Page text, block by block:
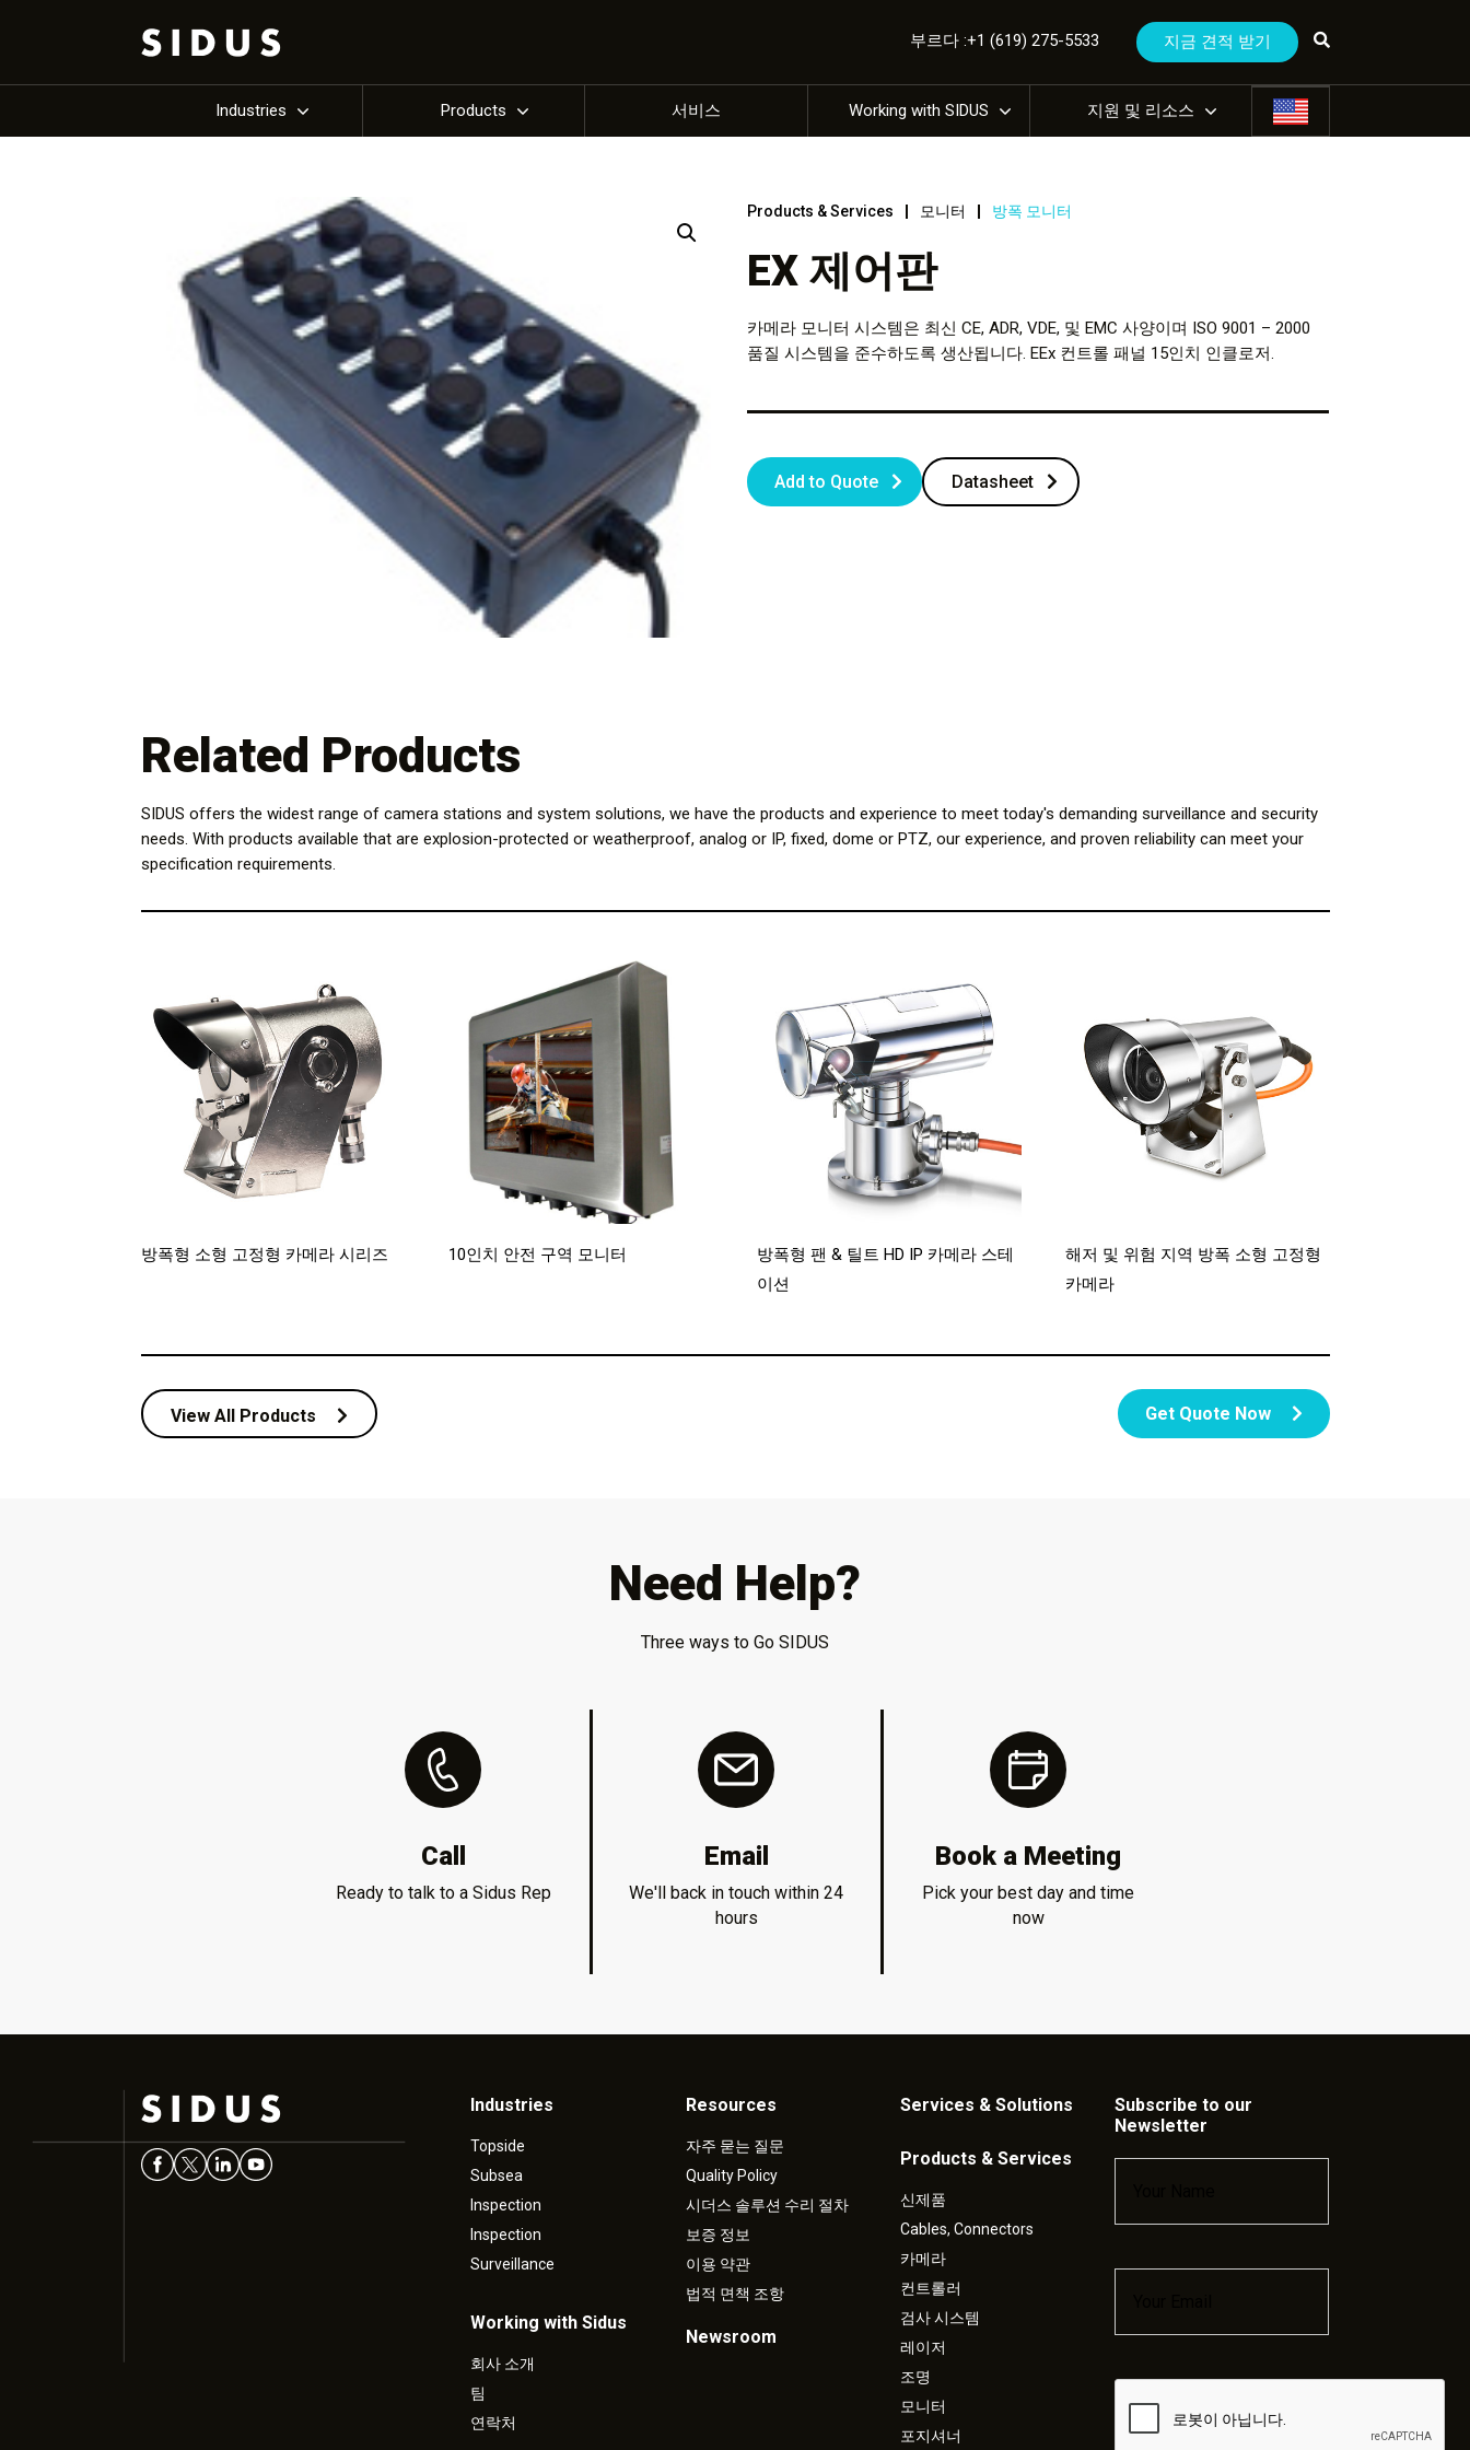
부르다 :+1 (619) 275-5533 지금 견적 받기
Industries Products 서비스 Working with SIDUS 지원 및 리소스
Products & Services 모니터 방폭 모니터
EX 제어판
카메라 모니터 시스템은 최신 CE, ADR, VDE, 및 EMC 사양이며 ISO 9001 – 2000
품질 시스템을 준수하도록 생산됩니다. EEx 컨트롤 패널 15인치 인클로저.
Add to Quote Datasheet
Related Products
SIDUS offers the widest range of camera stations and system solutions, we have the products and experience to meet today's demanding surveillance and security
needs. With products available that are explosion-protected or weatherproof, analog or IP, fixed, dome or PTZ, our experience, and proven reliability can meet your
specification requirements.
방폭형 소형 고정형 카메라 시리즈 10인치 안전 구역 모니터
방폭형 팬 & 틸트 HD IP 카메라 스테
이션
해저 및 위험 지역 방폭 소형 고정형
카메라
View All Products Get Quote Now
Need Help?
Three ways to Go SIDUS
Call
Ready to talk to a Sidus Rep
Email
We'll back in touch within 24
hours
Book a Meeting
Pick your best day and time
now
Industries
Topside
Subsea
Inspection
Inspection
Surveillance
Working with Sidus
회사 소개
팀
연락처
Resources
자주 묻는 질문
Quality Policy
시더스 솔루션 수리 절차
보증 정보
이용 약관
법적 면책 조항
Newsroom
Services & Solutions
Products & Services
신제품
Cables, Connectors
카메라
컨트롤러
검사 시스템
레이저
조명
모니터
포지셔너
Subscribe to our
Newsletter